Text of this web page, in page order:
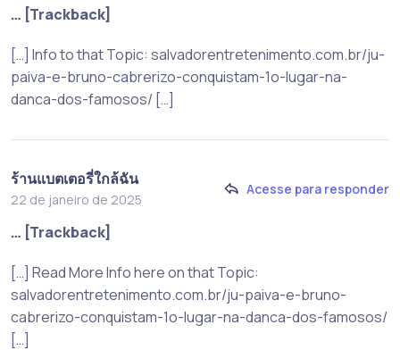
… [Trackback]
[…] Info to that Topic: salvadorentretenimento.com.br/ju-
paiva-e-bruno-cabrerizo-conquistam-1o-lugar-na-
danca-dos-famosos/ […]
ร้านแบตเตอรี่ใกล้ฉัน
22 de janeiro de 2025
Acesse para responder
… [Trackback]
[…] Read More Info here on that Topic:
salvadorentretenimento.com.br/ju-paiva-e-bruno-
cabrerizo-conquistam-1o-lugar-na-danca-dos-famosos/
[…]